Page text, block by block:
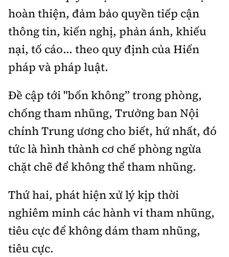
hoàn thiện, đảm bảo quyền tiếp cận
thông tin, kiến nghị, phản ánh, khiếu
nại, tố cáo... theo quy định của Hiến
pháp và pháp luật.
Đề cập tới "bốn không” trong phòng,
chống tham nhũng, Trưởng ban Nội
chính Trung ương cho biết, hứ nhất, đó
tức là hình thành cơ chế phòng ngừa
chặt chẽ để không thể tham nhũng.
Thứ hai, phát hiện xử lý kịp thời
nghiêm minh các hành vi tham nhũng,
tiêu cực để không dám tham nhũng,
tiêu cực.